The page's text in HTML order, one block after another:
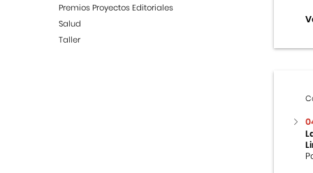
Premios Proyectos Editoriales
Salud
Taller